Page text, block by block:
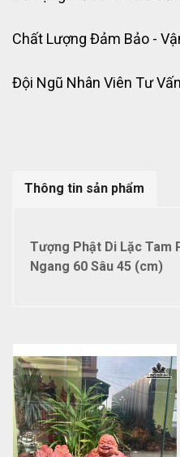
Chất Lượng Đảm Bảo -
Đội Ngũ Nhân Viên Tư
Thông tin sản phẩm
Tượng Phật Di Lặc Tam
Ngang 60 Sâu 45 (cm)